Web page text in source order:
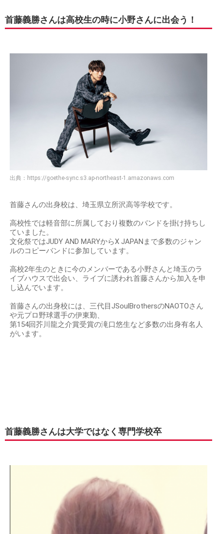
首藤義勝さんは高校生の時に小野さんに出会う！
出典： https://goethe-sync.s3.ap-northeast-1.amazonaws.com
首藤さんの出身校は、埼玉県立所沢高等学校です。
高校性では軽音部に所属しており複数のバンドを掛け持ちし
ていました。
文化祭ではJUDY AND MARYからX JAPANまで多数のジャン
ルのコピーバンドに参加しています。
高校2年生のときに今のメンバーである小野さんと埼玉のラ
イブハウスで出会い、ライブに誘われ首藤さんから加入を申
し込んでいます。
首藤さんの出身校には、三代目JSoulBrothersのNAOTOさん
や元プロ野球選手の伊東勤、
第154回芥川龍之介賞受賞の滝口悠生など多数の出身有名人
がいます。
首藤義勝さんは大学ではなく専門学校卒